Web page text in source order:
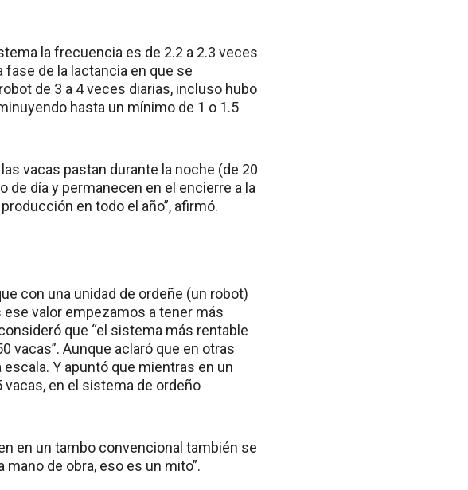
la frecuencia es de 2.2 a 2.3 veces
fase de la lactancia en que se
de 3 a 4 veces diarias, incluso hubo
hasta un mínimo de 1 o 1.5
vacas pastan durante la noche (de 20
de día y permanecen en el encierre a la
en todo el año”, afirmó.
con una unidad de ordeñe (un robot)
valor empezamos a tener más
que “el sistema más rentable
vacas”. Aunque aclaró que en otras
Y apuntó que mientras en un
en el sistema de ordeño
en un tambo convencional también se
de obra, eso es un mito”.